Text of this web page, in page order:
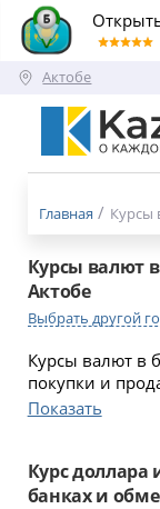
Актобе
Меню
Главная Курсы
Курсы валют
Актобе
Выбрать другой
Курсы валют в
покупки и
сегодня.
Показать
Курс доллара
банках и